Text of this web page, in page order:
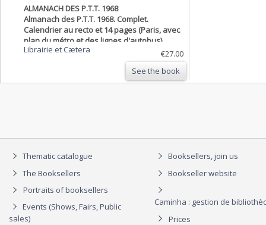
ALMANACH DES P.T.T. 1968
Almanach des P.T.T. 1968. Complet.
Calendrier au recto et 14 pages (Paris, avec
plan du métro et des lignes d'autobus).
Librairie et Cætera
€27.00
See the book
Thematic catalogue
The Booksellers
Portraits of booksellers
Events (Shows, Fairs, Public
sales)
Booksellers, join us
Bookseller website
Caminha : gestion de
Prices